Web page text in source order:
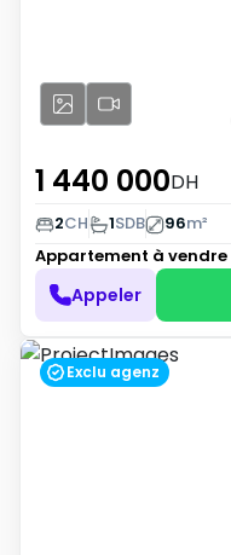
1 440 000DH
2CH 1SDB 96m²
Appartement à vendre
Appeler
Exclu agenz